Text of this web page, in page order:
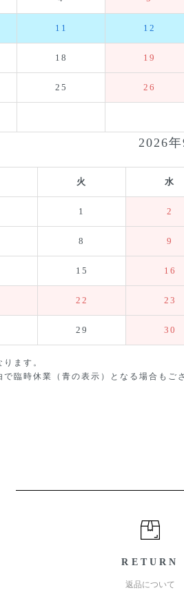
11 12
18 19
25 26
2026年
火 水
1 2
8 9
15 16
22 23
29 30
ます。
臨時休業（青の表示）となる場合もご
RETURN
返品について